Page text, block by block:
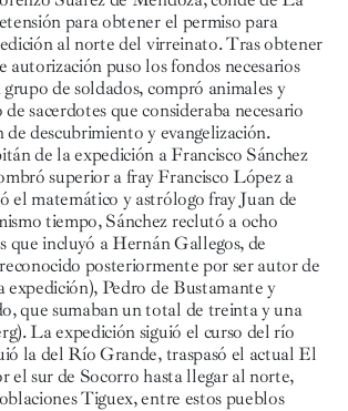
para obtener el permiso para
al norte del virreinato. Tras obtener
autorización puso los fondos necesarios
de soldados, compró animales y
sacerdotes que consideraba necesario
descubrimiento y evangelización.
de la expedición a Francisco Sánchez
superior a fray Francisco López a
el matemático y astrólogo fray Juan de
tiempo, Sánchez reclutó a ocho
que incluyó a Hernán Gallegos, de
posteriormente por ser autor de
expedición), Pedro de Bustamante y
que sumaban un total de treinta y una
La expedición siguió el curso del río
la del Río Grande, traspasó el actual El
el sur de Socorro hasta llegar al norte,
Tiguex, entre estos pueblos